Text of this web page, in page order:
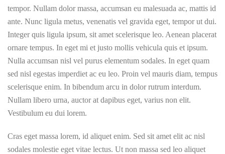
tempor. Nullam dolor massa, accumsan eu malesuada ac, mattis id
ante. Nunc ligula metus, venenatis vel gravida eget, tempor ut dui.
Integer quis ligula ipsum, sit amet scelerisque leo. Aenean placerat
ornare tempus. In eget mi et justo mollis vehicula quis et ipsum.
Nulla accumsan nisl vel purus elementum sodales. In eget quam
sed nisl egestas imperdiet ac eu leo. Proin vel mauris diam, tempus
scelerisque enim. In bibendum arcu in dolor rutrum interdum.
Nullam libero urna, auctor at dapibus eget, varius non elit.
Vestibulum eu dui lorem.
Cras eget massa lorem, id aliquet enim. Sed sit amet elit ac nisl
sodales molestie eget vitae lectus. Ut non massa sed leo aliquet